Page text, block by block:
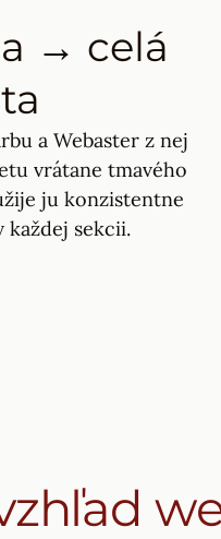
→ celá
a Webaster z nej
vrátane tmavého
ju konzistentne
každej sekcii.